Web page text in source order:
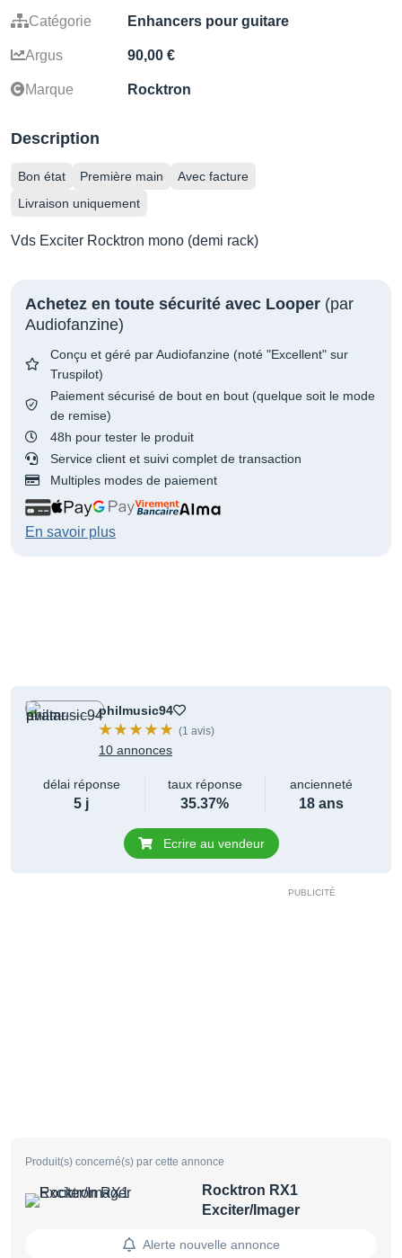
Catégorie Enhancers pour guitare
Argus 90,00 €
Marque Rocktron
Description
Bon état Première main
Avec facture
Livraison uniquement
Vds Exciter Rocktron mono (demi rack)
Achetez en toute sécurité avec Looper (par
Audiofanzine)
Conçu et géré par Audiofanzine (noté "Excellent" sur
Truspilot)
Paiement sécurisé de bout en bout (quelque soit le mode
de remise)
48h pour tester le produit
Service client et suivi complet de transaction
Multiples modes de paiement
En savoir plus
philmusic94
(1 avis)
10 annonces
délai réponse
5 j
taux réponse
35.37%
ancienneté
18 ans
Ecrire au vendeur
Produit(s) concerné(s) par cette annonce
Rocktron RX1
Exciter/Imager
Alerte nouvelle annonce